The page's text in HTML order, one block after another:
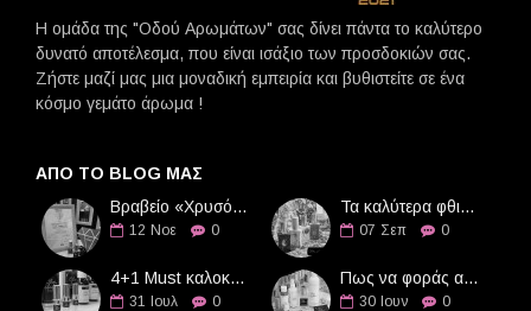
Η ομάδα της "Οδού Αρωμάτων" σας δίνει πάντα το καλύτερο
δυνατό αποτέλεσμα, που είναι ισάξιο των προσδοκιών σας.
Ζήστε μαζί μας μια μοναδική εμπειρία και βυθιστείτε σε ένα
κόσμο γεμάτο άρωμα !
ΑΠΌ ΤΟ BLOG ΜΑΣ
Βραβείο «Χρυσό Διαμάντι» στην Οδό Αρωμάτων
12 Νοε 0
Τα καλύτερα φθινοπωρινά αρώματα
07 Σεπ 0
4+1 Must καλοκαιρινά αρώματα
31 Ιουλ 0
Πως να φοράς αρώματα τους καλοκαιρινούς μήνες
30 Ιουν 0